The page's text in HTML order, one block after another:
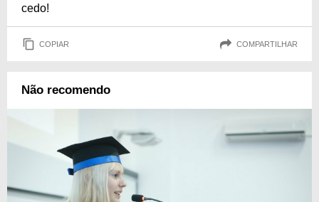
cedo!
COPIAR COMPARTILHAR
Não recomendo